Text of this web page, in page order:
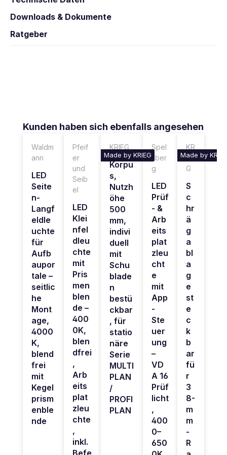
Downloads & Dokumente
Ratgeber
Produktgalerie überspringen
Kunden haben sich ebenfalls angesehen
Waldm
ann
LED
Seite
n-
Langf
eldle
uchte
für
Aufb
aupor
tale –
seitlic
he
Mont
age,
4000
K,
blend
frei
mit
Kegel
prism
enble
nde
Pfeif
er
und
Seib
el
LED
Klei
nfel
dleu
chte
mit
Pris
men
blen
de –
400
0K,
blen
dfrei
,
Arb
eits
plat
zleu
chte
,
inkl.
Befe
KRIEG
Made by KRIEG
Korpu
s,
Nutzh
öhe
500
mm,
indivi
duell
mit
Schu
blade
n
bestü
ckbar
, für
statio
näre
Serie
MULTI
PLAN
/
PROFI
PLAN
Spel
sber
g
LED
Prüf
- &
Arb
eits
plat
zleu
cht
e
mit
App
-
Ste
uer
ung
–
VD
A 16
Prüf
licht
,
400
0–
650
KR
IE
G
Made by
S
c
hr
ä
g
a
bl
a
g
e
st
e
c
k
b
ar
fü
r
3
8-
m
m
-
R